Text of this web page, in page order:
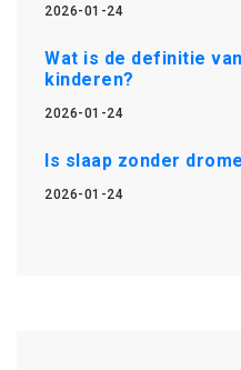
2026-01-24
Wat is de definitie
kinderen?
2026-01-24
Is slaap zonder
2026-01-24